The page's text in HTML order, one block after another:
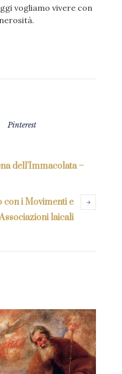
vogliamo vivere con
Pinterest
dell’Immacolata –
i Movimenti e
laicali